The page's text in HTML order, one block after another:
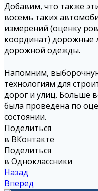
Добавим, что также
восемь таких
измерений (оценку
координат) дорожные
дорожной одежды.
Напомним,
технологиям для
дорог и улиц. Больше
была проведена по
состоянии.
Поделиться
в ВКонтакте
Поделиться
в Одноклассники
Назад
Вперед